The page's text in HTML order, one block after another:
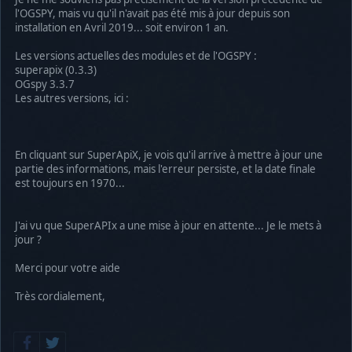
[0]
25/04/2020 20:53:26 : Erreur critique mysql - Req :
fonction => traitement_universe
ligne => 94
file => /srv/www/ogspy.fr/kaamelott/mod/superapix/cron.php
[2]
file => /srv/www/ogspy.fr/kaamelott/mod/superapix/include/
[1]
[0] => UPDATE ogspy_universe as U INNER JOIN
file => /srv/www/ogspy.fr/kaamelott/includes/mysql.php
[0]
[0] =>
ligne => 94
[0] => UPDATE ogspy_universe as U INNER JOIN
l'OGSPY, mais vu qu'il n'avait pas été mis à jour depuis son
installation en Avril 2019... soit environ 1 an.
Les versions actuelles des modules et de l'OGSPY :
superapix (0.3.3)
OGspy 3.3.7
Les autres versions, ici :
En cliquant sur SuperApiX, je vois qu'il arrive à mettre à jour une
partie des informations, mais l'erreur persiste, et la date finale
est toujours en 1970...
J'ai vu que SuperAPIx a une mise à jour en attente... Je le mets à
jour ?
Merci pour votre aide
Très cordialement,